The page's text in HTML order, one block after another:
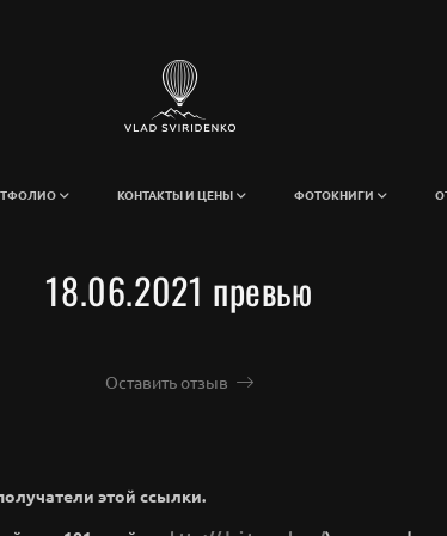
КОНТАКТЫ И ЦЕНЫ ФОТОКНИГИ
18.06.2021 превью
Оставить отзыв
этой ссылки.